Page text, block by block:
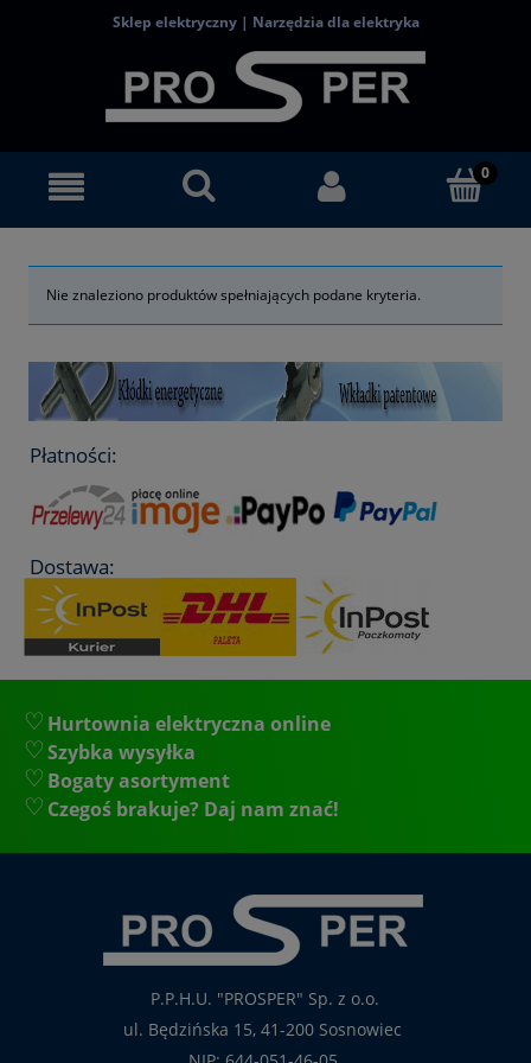
Sklep elektryczny | Narzędzia dla elektryka
Nie znaleziono produktów spełniających podane kryteria.
Płatności:
Dostawa:
Hurtownia elektryczna online
Szybka wysyłka
Bogaty asortyment
Czegoś brakuje? Daj nam znać!
P.P.H.U. "PROSPER" Sp. z o.o.
ul. Będzińska 15, 41-200 Sosnowiec